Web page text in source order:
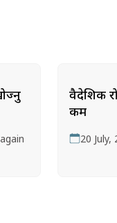
वैदेशिक
कम
20 July,